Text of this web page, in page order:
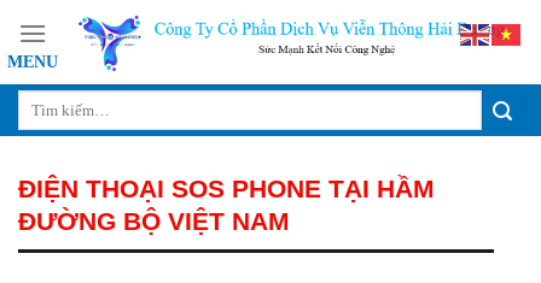
content
ĐIỆN THOẠI SOS PHONE TẠI HẦM
ĐƯỜNG BỘ VIỆT NAM